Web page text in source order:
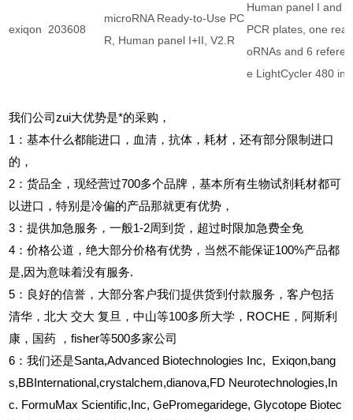
exiqon 203608
microRNA Ready-to-Use PC
R, Human panel I+II, V2.R
Human panel I and
PCR plates, one
oRNAs and 6
e LightCycler 480
我们公司zui大优势是*的采购，
1 ：基本什么都能进口，血清，抗体，耗材，还有部分限制进口
的，
2 ：货品全，现经营过700多个品牌，基本所有生物试剂耗材都可
以进口，特别是冷偏的产品那就更有优势，
3 ：提供加急服务，一般1-2周到货，超过时限加急费全免
4 ：价格公道，绝大部分价格有优势，当然不能保证100%产品都
是,因为意味着没有服务.
5 ：良好的信誉，大部分客户我们提供货到付款服务，客户包括
清华，北大 交大 复旦，中山等100多所大学，ROCHE，阿斯利
康，国药
，fisher等500多家公司
6 ：我们还是Santa,Advanced Biotechnologies Inc, Exiqon,bang
s,BBInternational,crystalchem,dianova,FD Neurotechnologies,In
c. FormuMax Scientific,Inc, GePromegaridege, Glycotope Biotec